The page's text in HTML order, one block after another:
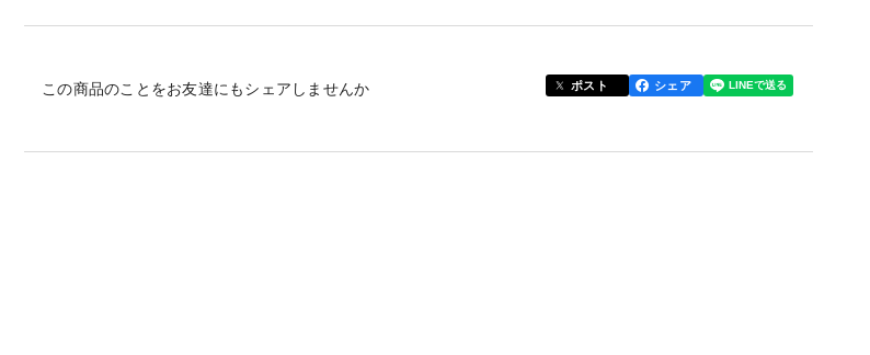
＜オススメの食べ方＞
この商品のことをお友達にもシェアしませんか ポスト シェア